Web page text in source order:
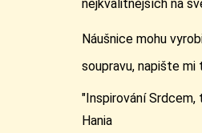
nejkvalitnějších na
Náušnice mohu
soupravu, napište mi
"Inspirování Srdcem,
Hania